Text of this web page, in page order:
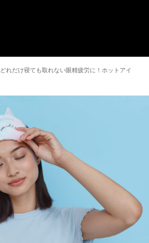
どれだけ寝ても取れない眼精疲労に！ホットアイ